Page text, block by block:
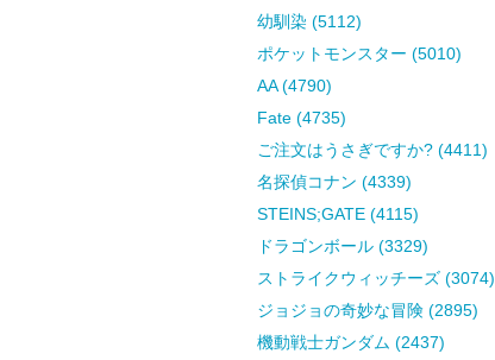
幼馴染 (5112)
ポケットモンスター (5010)
AA (4790)
Fate (4735)
ご注文はうさぎですか? (4411)
名探偵コナン (4339)
STEINS;GATE (4115)
ドラゴンボール (3329)
ストライクウィッチーズ (3074)
ジョジョの奇妙な冒険 (2895)
機動戦士ガンダム (2437)